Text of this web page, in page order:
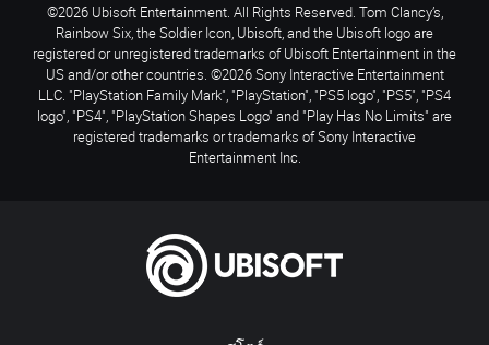
©2026 Ubisoft Entertainment. All Rights Reserved. Tom Clancy’s,
Rainbow Six, the Soldier Icon, Ubisoft, and the Ubisoft logo are
registered or unregistered trademarks of Ubisoft Entertainment in the
US and/or other countries. ©2026 Sony Interactive Entertainment
LLC. "PlayStation Family Mark", "PlayStation", "PS5 logo", "PS5", "PS4
logo", "PS4", "PlayStation Shapes Logo" and "Play Has No Limits" are
registered trademarks or trademarks of Sony Interactive
Entertainment Inc.